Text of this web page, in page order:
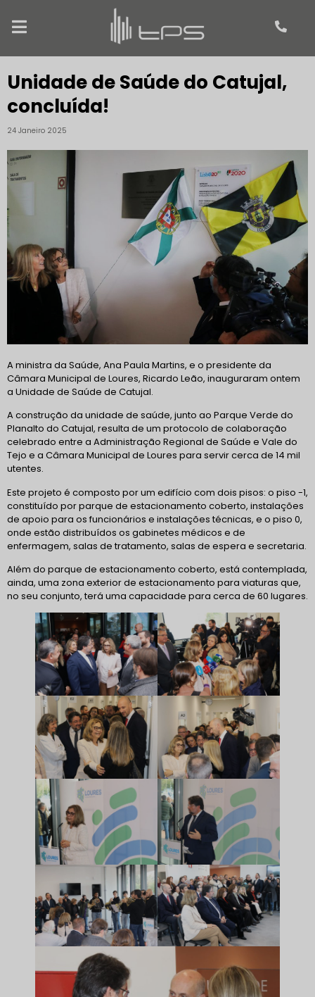
Unidade de Saúde do Catujal,
concluída!
24 Janeiro 2025
A ministra da Saúde, Ana Paula Martins, e o presidente da
Câmara Municipal de Loures, Ricardo Leão, inauguraram ontem
a Unidade de Saúde de Catujal.
A construção da unidade de saúde, junto ao Parque Verde do
Planalto do Catujal, resulta de um protocolo de colaboração
celebrado entre a Administração Regional de Saúde e Vale do
Tejo e a Câmara Municipal de Loures para servir cerca de 14 mil
utentes.
Este projeto é composto por um edifício com dois pisos: o piso -1,
constituído por parque de estacionamento coberto, instalações
de apoio para os funcionários e instalações técnicas, e o piso 0,
onde estão distribuídos os gabinetes médicos e de
enfermagem, salas de tratamento, salas de espera e secretaria.
Além do parque de estacionamento coberto, está contemplada,
ainda, uma zona exterior de estacionamento para viaturas que,
no seu conjunto, terá uma capacidade para cerca de 60 lugares.